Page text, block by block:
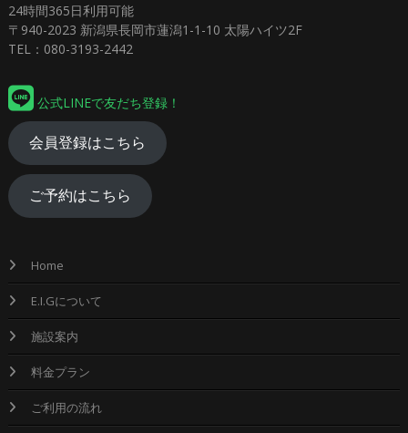
24時間365日利用可能
〒940-2023 新潟県長岡市蓮潟1-1-10 太陽ハイツ2F
TEL：080-3193-2442
公式LINEで友だち登録！
会員登録はこちら
ご予約はこちら
Home
E.I.Gについて
施設案内
料金プラン
ご利用の流れ